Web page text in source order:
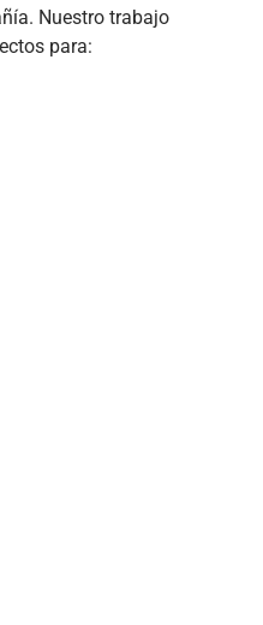
Nuestro trabajo
para: